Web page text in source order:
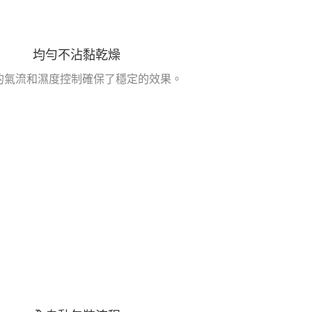
均勻不沾黏乾燥
氣流和濕度控制確保了穩定的效果。